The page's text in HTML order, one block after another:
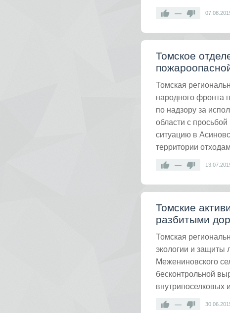
—
Томское
Томская
народного фронта
по надзору за
области с
ситуацию в
территории
—
Томские
разбитыми
Томская
экологии и защиты
Межениновского
бесконтрольной
внутрипоселковых
—